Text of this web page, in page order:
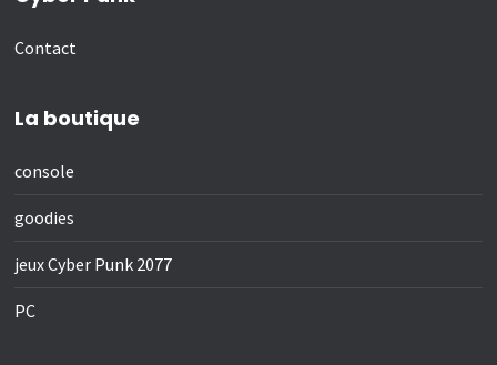
Contact
La boutique
console
goodies
jeux Cyber Punk 2077
PC